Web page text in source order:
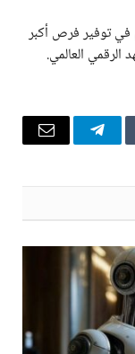
في توفير فرص أكبر
الرقمي العالمي.
تيلقرام البريد